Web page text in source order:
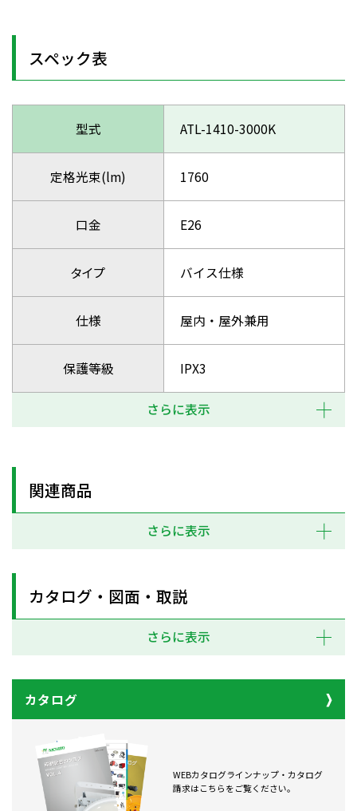
スペック表
型式 ATL-1410-3000K
定格光束(lm) 1760
口金 E26
タイプ バイス仕様
仕様 屋内・屋外兼用
保護等級 IPX3
さらに表示
関連商品
さらに表示
カタログ・図面・取説
さらに表示
カタログ
WEBカタログラインナップ・カタログ
請求はこちらをご覧ください。